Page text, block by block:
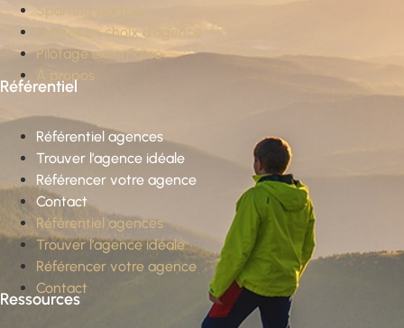
Sparring partner
Conseil en choix d’agence
Pilotage externalisé
À propos
Référentiel
Référentiel agences
Trouver l’agence idéale
Référencer votre agence
Contact
Référentiel agences
Trouver l’agence idéale
Référencer votre agence
Contact
Ressources